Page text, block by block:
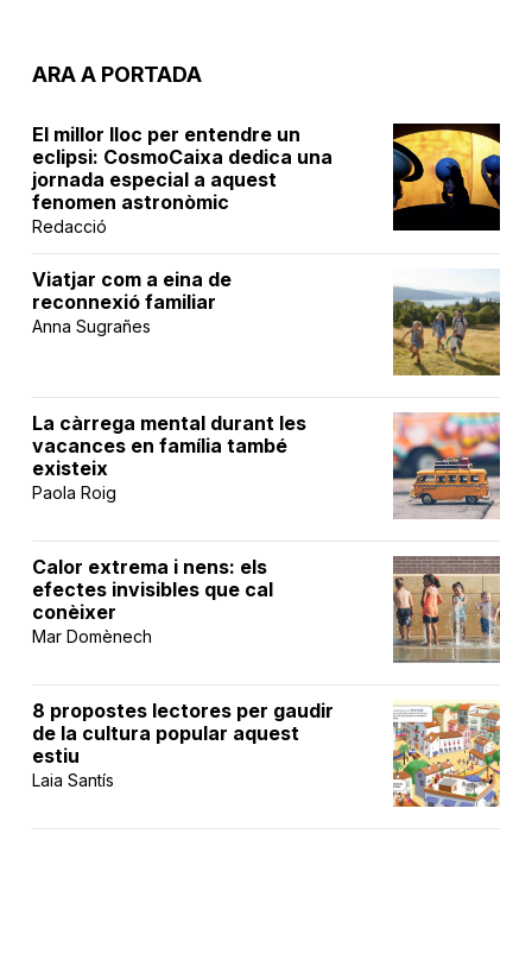
ARA A PORTADA
El millor lloc per entendre un
eclipsi: CosmoCaixa dedica una
jornada especial a aquest
fenomen astronòmic
Redacció
Viatjar com a eina de
reconnexió familiar
Anna Sugrañes
La càrrega mental durant les
vacances en família també
existeix
Paola Roig
Calor extrema i nens: els
efectes invisibles que cal
conèixer
Mar Domènech
8 propostes lectores per gaudir
de la cultura popular aquest
estiu
Laia Santís